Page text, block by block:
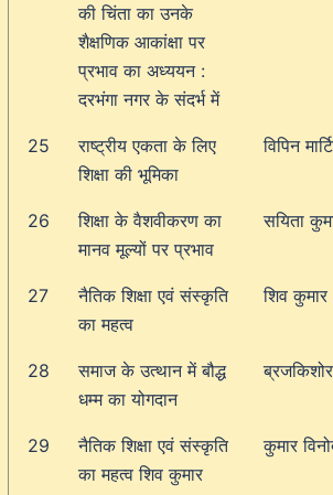
की चिंता का उनके
शैक्षणिक आकांक्षा पर
प्रभाव का अध्ययन :
दरभंगा नगर के संदर्भ में
25
राष्ट्रीय एकता के लिए
शिक्षा की भूमिका
विपिन
26
शिक्षा के वैशवीकरण का
मानव मूल्यों पर प्रभाव
सयिता
27
नैतिक शिक्षा एवं संस्कृति
का महत्व
शिव कुमार
28
समाज के उत्थान में बौद्ध
धम्म का योगदान
ब्रजकिशोर
29
नैतिक शिक्षा एवं संस्कृति
का महत्व शिव कुमार
कुमार